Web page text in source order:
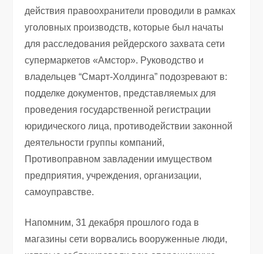
действия правоохранители проводили в рамках
уголовных производств, которые был начаты
для расследования рейдерского захвата сети
супермаркетов «Амстор». Руководство и
владельцев “Смарт-Холдинга” подозревают в:
подделке документов, представляемых для
проведения государственной регистрации
юридического лица, противодействии законной
деятельности группы компаний,
Противоправном завладении имуществом
предприятия, учреждения, организации,
самоуправстве.
Напомним, 31 декабря прошлого года в
магазины сети ворвались вооруженные люди,